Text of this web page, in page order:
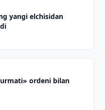
yangi elchisidan
ordeni bilan